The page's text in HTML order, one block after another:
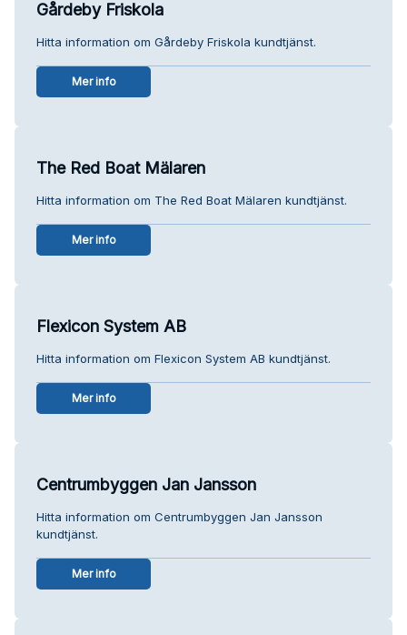
Gårdeby Friskola
Hitta information om Gårdeby Friskola kundtjänst.
Mer info
The Red Boat Mälaren
Hitta information om The Red Boat Mälaren kundtjänst.
Mer info
Flexicon System AB
Hitta information om Flexicon System AB kundtjänst.
Mer info
Centrumbyggen Jan Jansson
Hitta information om Centrumbyggen Jan Jansson
kundtjänst.
Mer info